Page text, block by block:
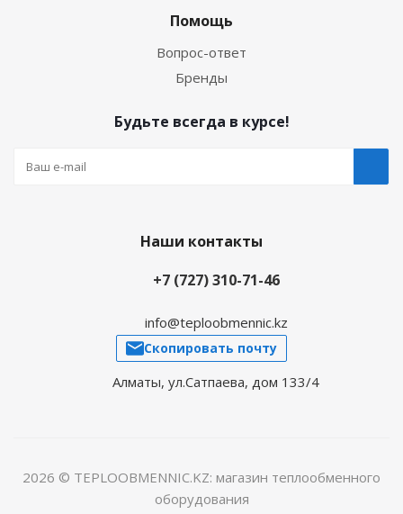
Помощь
Вопрос-ответ
Бренды
Будьте всегда в курсе!
Наши контакты
+7 (727) 310-71-46
info@teploobmennic.kz
Скопировать почту
Алматы, ул.Сатпаева, дом 133/4
2026 © TEPLOOBMENNIC.KZ: магазин теплообменного
оборудования